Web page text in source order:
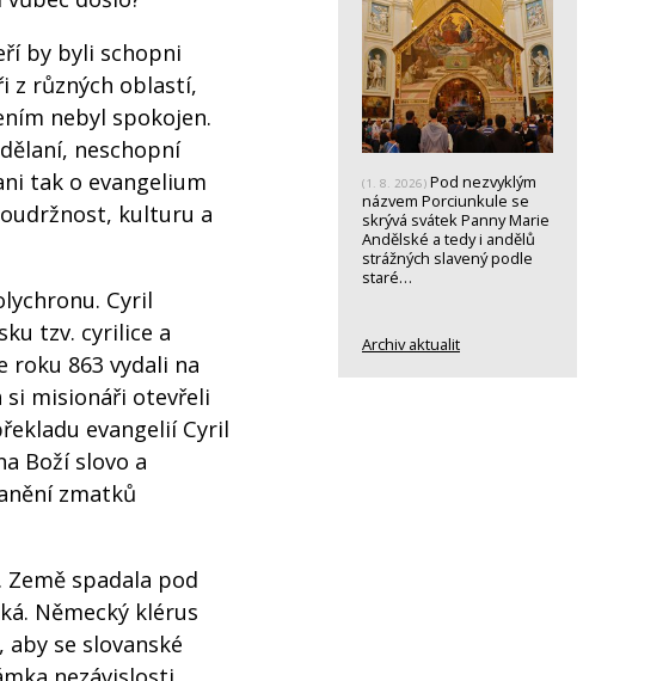
by byli schopni
z různých oblastí,
nebyl spokojen.
neschopní
tak o evangelium
kulturu a
Cyril
tzv. cyrilice a
roku 863 vydali na
si misionáři otevřeli
evangelií Cyril
Boží slovo a
zmatků
spadala pod
Německý klérus
se slovanské
(1. 8. 2026) Pod nezvyklým
názvem Porciunkule se
skrývá svátek Panny Marie
Andělské a tedy i andělů
strážných slavený podle
staré…
Archiv aktualit